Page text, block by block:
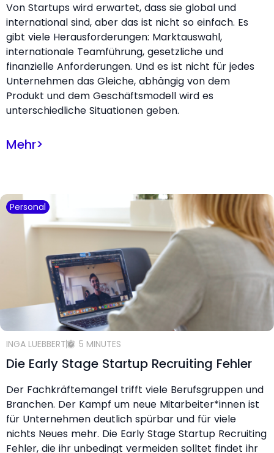
Von Startups wird erwartet, dass sie global und
international sind, aber das ist nicht so einfach. Es
gibt viele Herausforderungen: Marktauswahl,
internationale Teamführung, gesetzliche und
finanzielle Anforderungen. Und es ist nicht für jedes
Unternehmen das Gleiche, abhängig von dem
Produkt und dem Geschäftsmodell wird es
unterschiedliche Situationen geben.
Mehr>
Personal
INGA LUEBBERT 5 MINUTES
Die Early Stage Startup Recruiting Fehler
Der Fachkräftemangel trifft viele Berufsgruppen und
Branchen. Der Kampf um neue Mitarbeiter*innen ist
für Unternehmen deutlich spürbar und für viele
nichts Neues mehr. Die Early Stage Startup Recruiting
Fehler, die ihr unbedingt vermeiden solltet findet ihr